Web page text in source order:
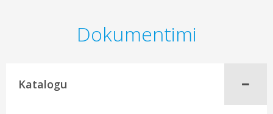
Dokumentimi
Katalogu